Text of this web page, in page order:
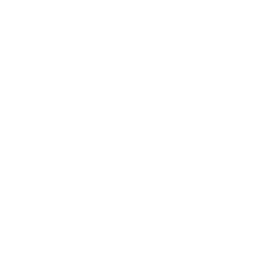
и колоритных выставок,
спортивных состязаний, разных